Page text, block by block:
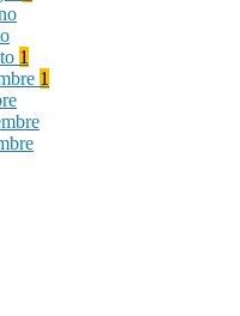
1
1